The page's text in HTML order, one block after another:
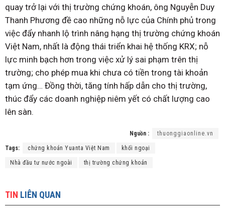
quay trở lại với thị trường chứng khoán, ông Nguyễn Duy
Thanh Phương đề cao những nỗ lực của Chính phủ trong
việc đẩy nhanh lộ trình nâng hạng thị trường chứng khoán
Việt Nam, nhất là động thái triển khai hệ thống KRX; nỗ
lực minh bạch hơn trong việc xử lý sai phạm trên thị
trường; cho phép mua khi chưa có tiền trong tài khoản
tạm ứng… Đồng thời, tăng tính hấp dẫn cho thị trường,
thúc đẩy các doanh nghiệp niêm yết có chất lượng cao
lên sàn.
Nguồn : thuonggiaonline.vn
Tags: chứng khoán Yuanta Việt Nam khối ngoại
Nhà đầu tư nước ngoài thị trường chứng khoán
TIN LIÊN QUAN